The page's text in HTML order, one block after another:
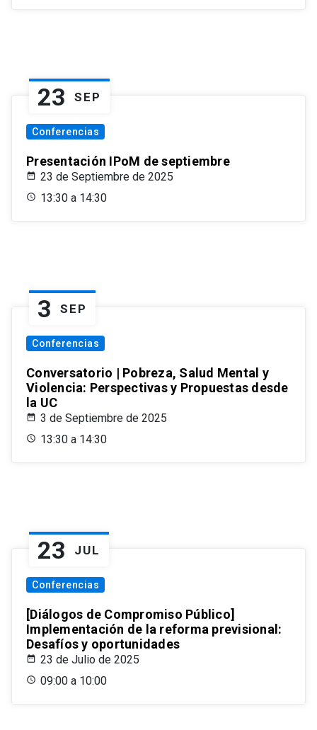
23 SEP
Conferencias
Presentación IPoM de septiembre
23 de Septiembre de 2025
13:30 a 14:30
3 SEP
Conferencias
Conversatorio | Pobreza, Salud Mental y
Violencia: Perspectivas y Propuestas desde
la UC
3 de Septiembre de 2025
13:30 a 14:30
23 JUL
Conferencias
[Diálogos de Compromiso Público]
Implementación de la reforma previsional:
Desafíos y oportunidades
23 de Julio de 2025
09:00 a 10:00